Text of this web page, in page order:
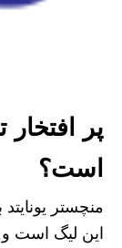
پر
است؟
این لیگ است و